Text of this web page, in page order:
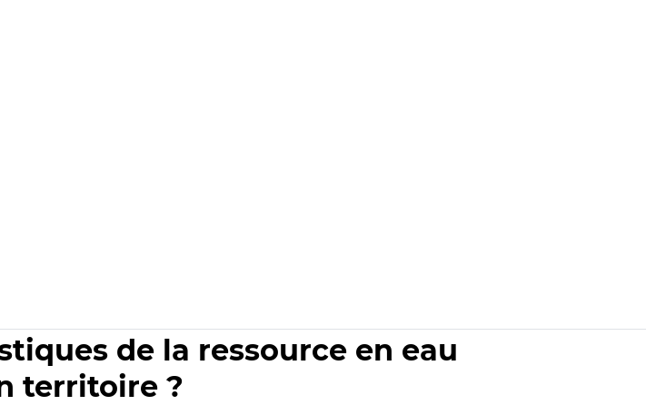
de la ressource en eau
territoire ?